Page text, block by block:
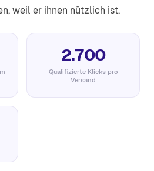
weil er ihnen nützlich ist.
2.700
Qualifizierte Klicks pro
Versand